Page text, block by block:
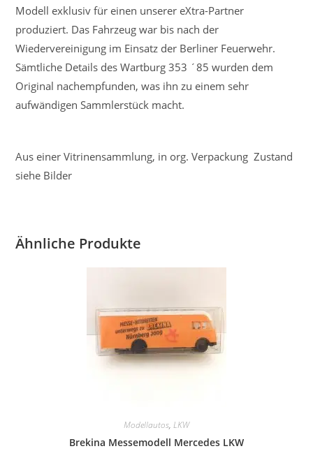
Modell exklusiv für einen unserer eXtra-Partner
produziert. Das Fahrzeug war bis nach der
Wiedervereinigung im Einsatz der Berliner Feuerwehr.
Sämtliche Details des Wartburg 353 ´85 wurden dem
Original nachempfunden, was ihn zu einem sehr
aufwändigen Sammlerstück macht.
Aus einer Vitrinensammlung, in org. Verpackung Zustand
siehe Bilder
Ähnliche Produkte
Modellautos, LKW
Brekina Messemodell Mercedes LKW